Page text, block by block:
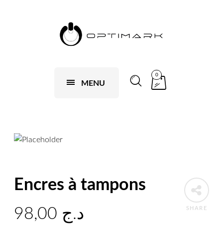
MENU
0
SHARE
Encres à tampons
د.ج